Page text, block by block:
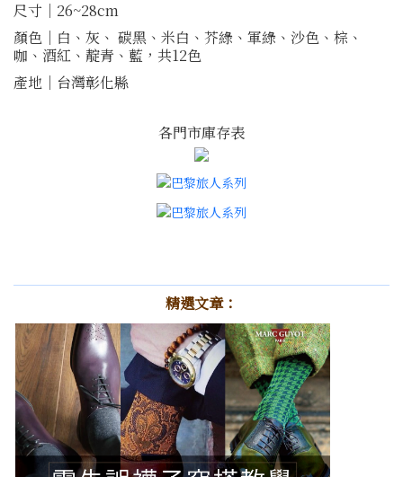
尺寸｜26~28cm
顏色｜白、灰、 碳黑、米白、芥綠、軍綠、沙色、棕、
咖、酒紅、靛青、藍，共12色
產地｜台灣彰化縣
各門市庫存表
精選文章：